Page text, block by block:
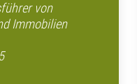
von
Immobilien